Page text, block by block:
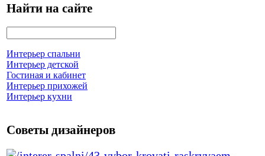
Найти на сайте
Интерьер спальни
Интерьер детской
Гостиная и кабинет
Интерьер прихожей
Интерьер кухни
Советы дизайнеров